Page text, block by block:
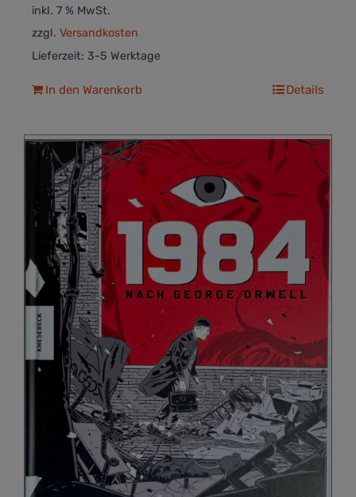
inkl. 7 % MwSt.
zzgl. Versandkosten
Lieferzeit: 3-5 Werktage
In den Warenkorb Details